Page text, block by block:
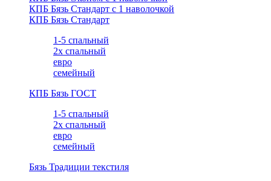
КПБ Бязь Стандарт c 1 наволочкой
КПБ Бязь Стандарт
1-5 спальный
2х спальный
евро
семейный
КПБ Бязь ГОСТ
1-5 спальный
2х спальный
евро
семейный
Бязь Традиции текстиля